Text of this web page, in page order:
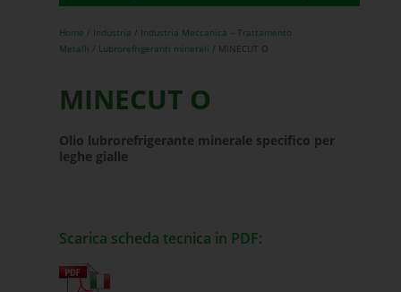
Home / Industria / Industria Meccanica – Trattamento
Metalli / Lubrorefrigeranti minerali / MINECUT O
MINECUT O
Olio lubrorefrigerante minerale specifico per
leghe gialle
Scarica scheda tecnica in PDF: